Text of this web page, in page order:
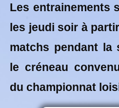
Les entrainements
les jeudi soir à
matchs pendant la
le créneau
du championnat